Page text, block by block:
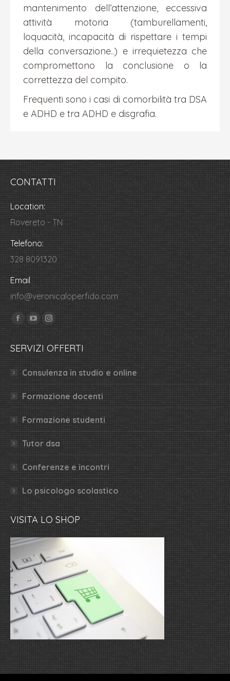
mantenimento dell’attenzione, eccessiva
attività motoria (tamburellamenti,
loquacità, incapacità di rispettare i tempi
della conversazione..) e irrequietezza che
compromettono la conclusione o la
correttezza del compito.
Frequenti sono i casi di comorbilità tra DSA
e ADHD e tra ADHD e disgrafia.
CONTATTI
Location:
Rovereto - TN
Telefono:
328 8091320
Email
info@veronicaloperfido.com
Ci puoi trovare su:
Facebook
opens
new
window
YouTube
opens
new
window
Instagram
opens
new
window
SERVIZI OFFERTI
Consulenza in studio e online
Formazione docenti
Formazione studenti
Tutor dsa
Conferenze e incontri
Lo psicologo scolastico
VISITA LO SHOP